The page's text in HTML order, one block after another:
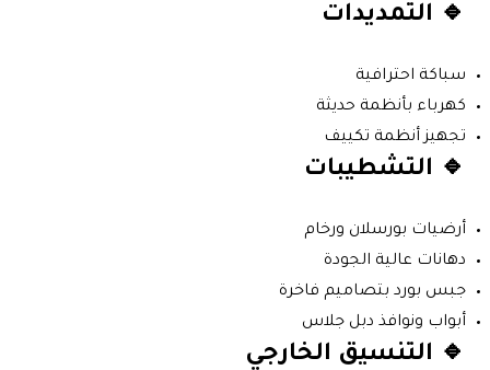
🔹 التمديدات
سباكة احترافية
كهرباء بأنظمة حديثة
تجهيز أنظمة تكييف
🔹 التشطيبات
أرضيات بورسلان ورخام
دهانات عالية الجودة
جبس بورد بتصاميم فاخرة
أبواب ونوافذ دبل جلاس
🔹 التنسيق الخارجي